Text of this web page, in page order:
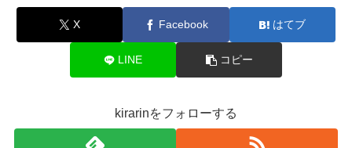
X Facebook はてブ
LINE コピー
kirarinをフォローする